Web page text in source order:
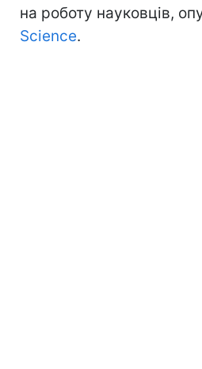
на роботу науковців,
Science.